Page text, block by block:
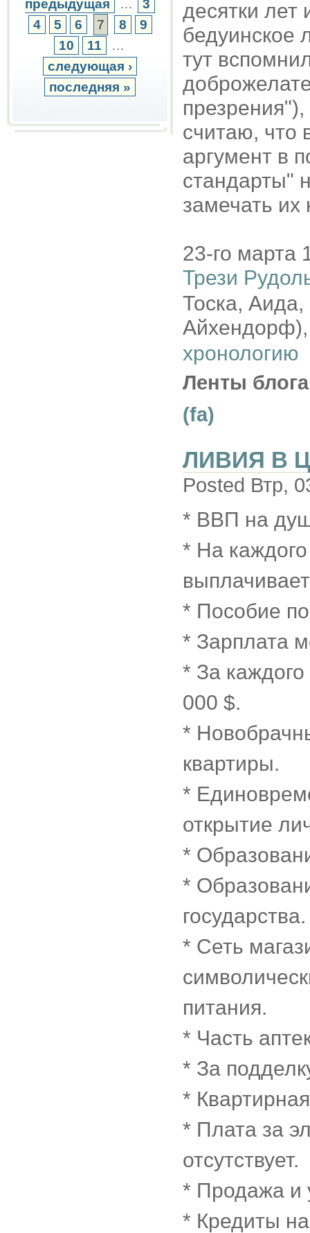
предыдущая …
3
4
5 6 7 8
9
10
11
…
следующая ›
последняя »
десятки лет
бедуинское
тут
считаю, что
аргумент в
стандарты"
замечать их
23-го марта
Трези
Тоска,
хронологию
Ленты
(fa)
ЛИВИЯ В
Posted Втр,
* ВВП на
* На
* Пособие
* Зарплата
* За
000 $.
*
квартиры.
*
открытие
*
*
государства.
* Сеть
питания.
* Часть
* За
*
* Плата за
отсутствует.
* Продажа и
* Кредиты